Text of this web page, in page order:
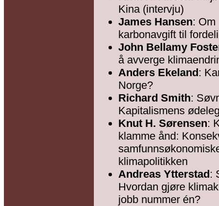
Kina (intervju)
James Hansen: Om
karbonavgift til
John Bellamy
å avverge
Anders Ekeland:
Norge?
Richard Smith:
Kapitalismens
Knut H. Sørensen:
klamme ånd:
klimapolitikken
Andreas Ytterstad:
Hvordan gjøre
jobb nummer én?